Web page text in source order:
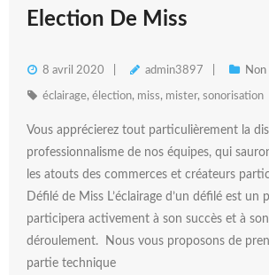
Election De Miss
8 avril 2020 admin3897 Non
éclairage, élection, miss, mister, sonorisation
Vous apprécierez tout particulièrement la
professionnalisme de nos équipes, qui
les atouts des commerces et créateurs
Défilé de Miss L’éclairage d’un défilé est un
participera activement à son succès et à
déroulement. Nous vous proposons de
partie technique